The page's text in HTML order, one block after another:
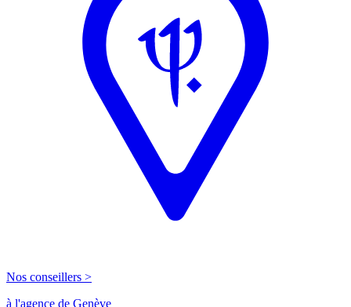
Nos conseillers >
à l'agence de Genève